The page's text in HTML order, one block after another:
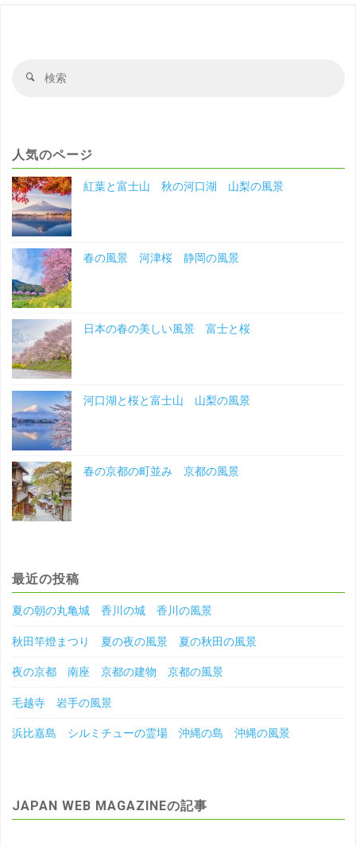
検
人気のページ
紅葉と富士山 秋の河口湖 山梨の風景
春の風景 河津桜 静岡の風景
日本の春の美しい風景 富士と桜
河口湖と桜と富士山 山梨の風景
春の京都の町並み 京都の風景
最近の投稿
夏の朝の丸亀城 香川の城 香川の風景
秋田竿燈まつり 夏の夜の風景 夏の秋田の風景
夜の京都 南座 京都の建物 京都の風景
毛越寺 岩手の風景
浜比嘉島 シルミチューの霊場 沖縄の島 沖縄の風景
JAPAN WEB MAGAZINEの記事